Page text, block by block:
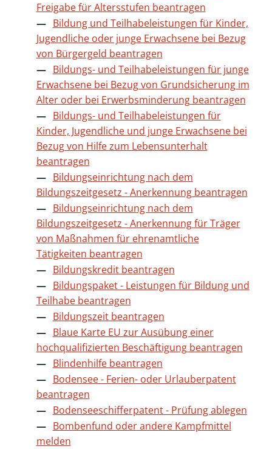
Freigabe für Altersstufen beantragen
Bildung und Teilhabeleistungen für Kinder,
Jugendliche oder junge Erwachsene bei Bezug
von Bürgergeld beantragen
Bildungs- und Teilhabeleistungen für junge
Erwachsene bei Bezug von Grundsicherung im
Alter oder bei Erwerbsminderung beantragen
Bildungs- und Teilhabeleistungen für
Kinder, Jugendliche und junge Erwachsene bei
Bezug von Hilfe zum Lebensunterhalt
beantragen
Bildungseinrichtung nach dem
Bildungszeitgesetz - Anerkennung beantragen
Bildungseinrichtung nach dem
Bildungszeitgesetz - Anerkennung für Träger
von Maßnahmen für ehrenamtliche
Tätigkeiten beantragen
Bildungskredit beantragen
Bildungspaket - Leistungen für Bildung und
Teilhabe beantragen
Bildungszeit beantragen
Blaue Karte EU zur Ausübung einer
hochqualifizierten Beschäftigung beantragen
Blindenhilfe beantragen
Bodensee - Ferien- oder Urlauberpatent
beantragen
Bodenseeschifferpatent - Prüfung ablegen
Bombenfund oder andere Kampfmittel
melden